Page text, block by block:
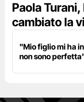
Paola
cambiato la
"Mio figlio mi ha
non sono